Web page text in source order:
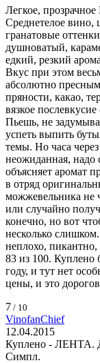
Легкое,
Среднетелое вино,
гранатовые
душноватый,
едкий, резкий
Вкус при этом
абсолютно
пряности, какао,
вязкое
Пьешь, не
успеть выпить
темы. Но часа
неожиданная, надо
объясняет аромат
в отряд
можжевельника не
или случайно
конечно, но вот
несколько
неплохо,
83 из 100. Куплено
году, и тут нет
цены, и это
7 / 10
VinofanChief
12.04.2015
Куплено - ЛЕНТА.
Симпл.